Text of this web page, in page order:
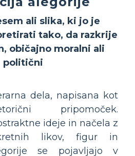
ali slika, ki jo je
tako, da razkrije
običajno moralni ali
politični
dela, napisana kot
pripomoček.
ideje in načela z
likov, figur in
se pojavljajo v